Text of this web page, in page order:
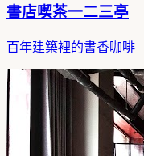
書店喫茶一二三亭
百年建築裡的書香咖啡